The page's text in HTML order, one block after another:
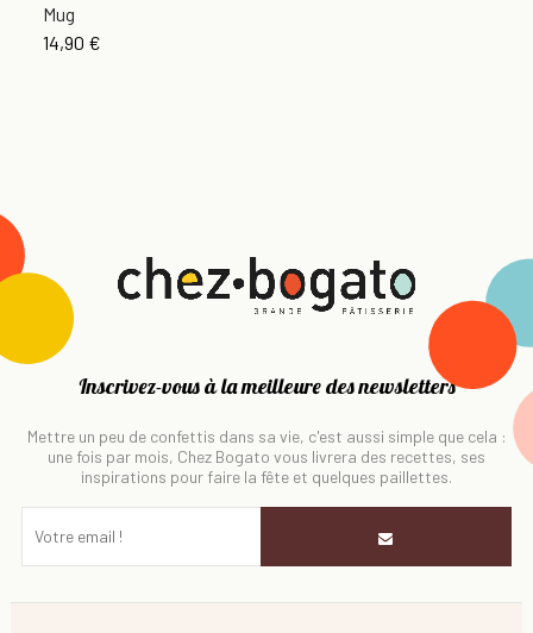
Mug
14,90 €
Inscrivez-vous à la meilleure des newsletters
Mettre un peu de confettis dans sa vie, c'est aussi simple que cela :
une fois par mois, Chez Bogato vous livrera des recettes, ses
inspirations pour faire la fête et quelques paillettes.